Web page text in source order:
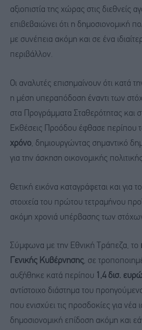
αξιοπιστία της χώρας στις διεθνείς
επιβεβαιώνει ότι η δημοσιονομική
με συνέπεια ακόμη και σε ένα
περιβάλλον.
Οι αναλυτές επισημαίνουν ότι κατά
η μέση υπεραπόδοση έναντι των
στα Προγράμματα Σταθερότητας και
Εκθέσεις Προόδου έφθασε περίπου
χρόνο, δημιουργώντας σημαντικό
για την άσκηση οικονομικής
Θετική εικόνα καταγράφεται και για το
στοιχεία του πρώτου τετραμήνου
ακόμη χρονιά υπέρβασης των
Σύμφωνα με την Εθνική Τράπεζα, το
Γενικής Κυβέρνησης, σε
αυξήθηκε κατά περίπου
1,4 δισ.
αντίστοιχο διάστημα του
που ενισχύει τις προσδοκίες για νέα
δημοσιονομική επίδοση ακόμη και